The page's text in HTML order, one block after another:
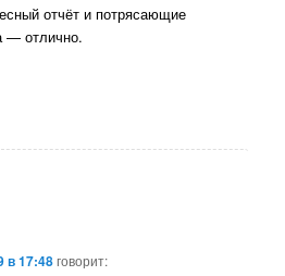
отчёт и потрясающие
— отлично.
в 17:48говорит: